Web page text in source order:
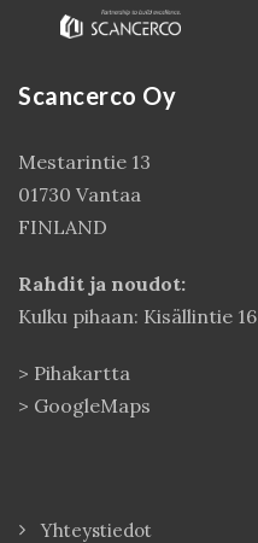
Scancerco Oy
Mestarintie 13
01730 Vantaa
FINLAND
Rahdit ja noudot:
Kulku pihaan: Kisällintie 16
> Pihakartta
> GoogleMaps
Yhteystiedot